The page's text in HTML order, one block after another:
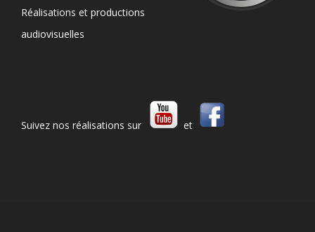
Réalisations et productions
audiovisuelles
Suivez nos réalisations sur et